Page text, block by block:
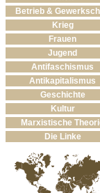
Betrieb &
Krieg
Frauen
Jugend
Antifaschismus
Antikapitalismus
Geschichte
Kultur
Marxistische
Die Linke